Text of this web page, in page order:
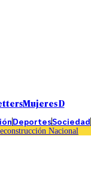
Mujeres D
DeportesSociedad
Nacional